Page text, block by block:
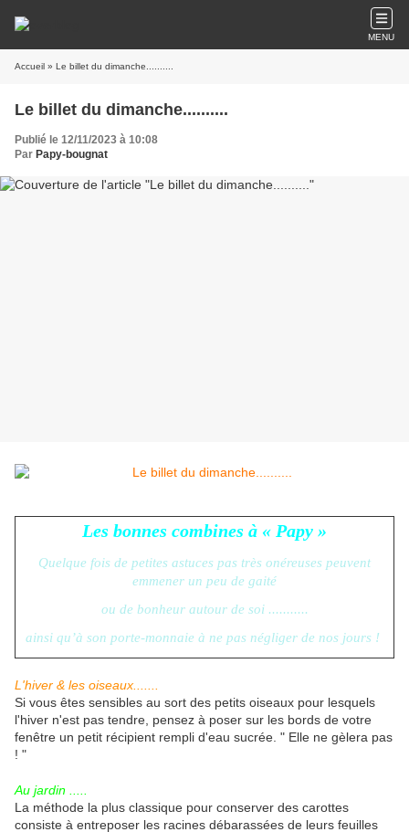
MENU
Accueil » Le billet du dimanche..........
Le billet du dimanche..........
Publié le 12/11/2023 à 10:08
Par Papy-bougnat
Les bonnes combines à « Papy »
Quelque fois de petites astuces pas très onéreuses peuvent
emmener un peu de gaité
ou de bonheur autour de soi ...........
ainsi qu’à son porte-monnaie à ne pas négliger de nos jours !
L'hiver & les oiseaux.......
Si vous êtes sensibles au sort des petits oiseaux pour lesquels
l'hiver n'est pas tendre, pensez à poser sur les bords de votre
fenêtre un petit récipient rempli d'eau sucrée. " Elle ne gèlera pas
! "
Au jardin .....
La méthode la plus classique pour conserver des carottes
consiste à entreposer les racines débarassées de leurs feuilles